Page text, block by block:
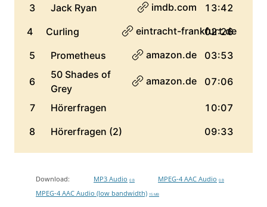
Download: MP3 Audio 0 B MPEG-4 AAC Audio 0 B
MPEG-4 AAC Audio (low bandwidth) 15 MB